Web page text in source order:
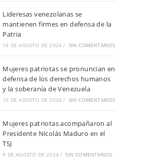
Lideresas venezolanas se
mantienen firmes en defensa de la
Patria
14 DE AGOSTO DE 2024 / SIN COMENTARIOS
Mujeres patriotas se pronuncian en
defensa de los derechos humanos
y la soberanía de Venezuela
10 DE AGOSTO DE 2024 / SIN COMENTARIOS
Mujeres patriotas acompañaron al
Presidente Nicolás Maduro en el
TSJ
9 DE AGOSTO DE 2024 / SIN COMENTARIOS